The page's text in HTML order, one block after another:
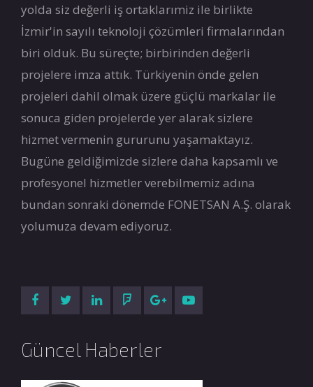
yolda siz değerli iş ortaklarımiz ile birlikte
İzmir'in sayılı teknoloji çözümleri firmalarından
biri olduk. Bu süreçte; birbirinden değerli
projelere imza attık. Türkiyenin önde gelen
projeleri dahil olmak üzere güçlü markalar ile
sonuca giden projelerde yer alarak sizlere
hizmet vermenin gururunu yaşamaktayız.
Bugüne geldiğimizde sizlere daha kapsamlı ve
profesyonel hizmetler verebilmemiz adına
bundan sonraki dönemde FONETSAN A.Ş. olarak
yolumuza devam ediyoruz.
Güncel Haberler